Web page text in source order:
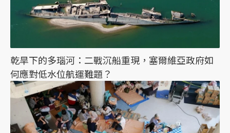
乾旱下的多瑙河：二戰沉船重現，塞爾維亞政府如
何應對低水位航運難題？